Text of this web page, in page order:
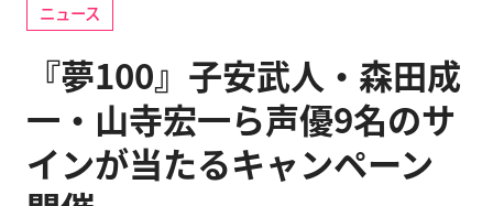
ニュース
『夢100』子安武人・森田成
一・山寺宏一ら声優9名のサ
インが当たるキャンペーン